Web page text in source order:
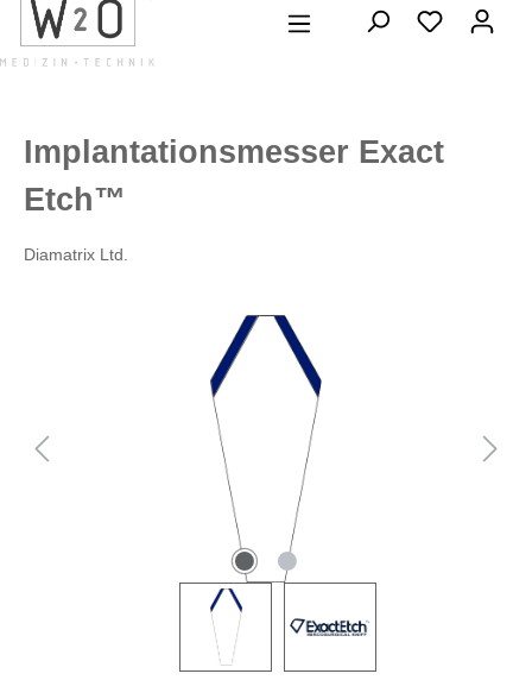
springen
Implantationsmesser Exact
Etch™
Diamatrix Ltd.